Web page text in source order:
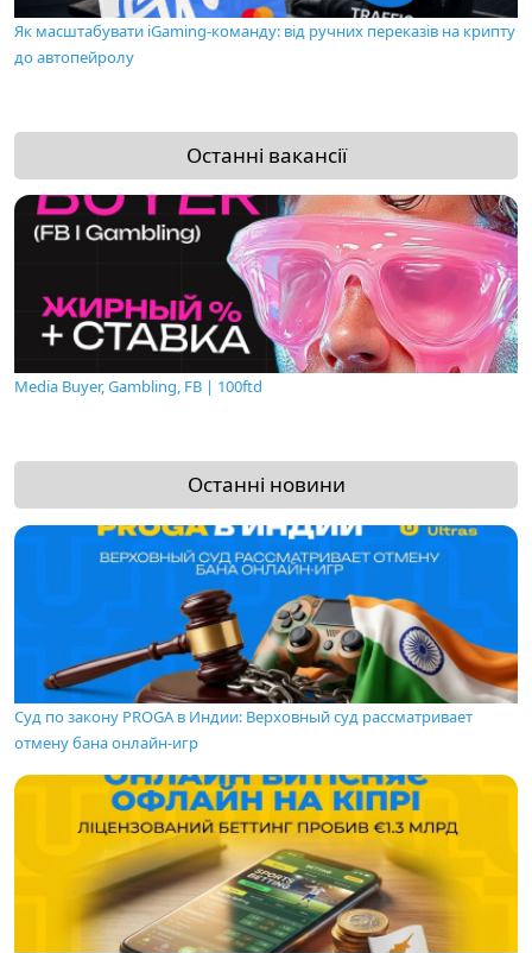
Як масштабувати iGaming-команду: від ручних переказів на крипту
до автопейролу
Останні вакансії
Media Buyer, Gambling, FB | 100ftd
Останні новини
Суд по закону PROGA в Индии: Верховный суд рассматривает
отмену бана онлайн-игр